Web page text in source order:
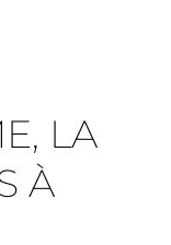
LA
À